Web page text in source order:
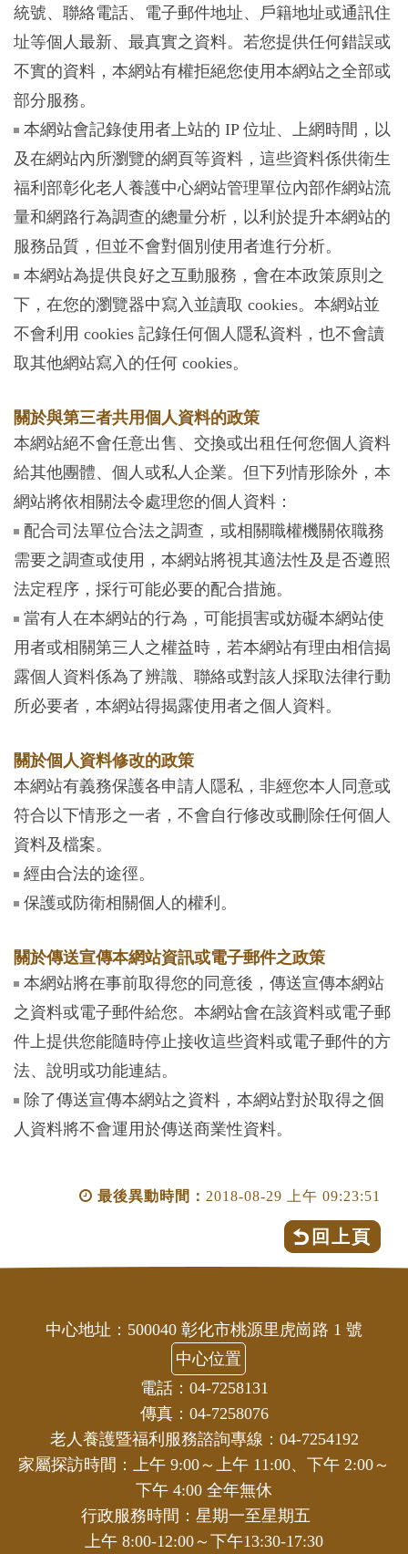
統號、聯絡電話、電子郵件地址、戶籍地址或通訊住
址等個人最新、最真實之資料。若您提供任何錯誤或
不實的資料，本網站有權拒絕您使用本網站之全部或
部分服務。
本網站會記錄使用者上站的 IP 位址、上網時間，以
及在網站內所瀏覽的網頁等資料，這些資料係供衛生
福利部彰化老人養護中心網站管理單位內部作網站流
量和網路行為調查的總量分析，以利於提升本網站的
服務品質，但並不會對個別使用者進行分析。
本網站為提供良好之互動服務，會在本政策原則之
下，在您的瀏覽器中寫入並讀取 cookies。本網站並
不會利用 cookies 記錄任何個人隱私資料，也不會讀
取其他網站寫入的任何 cookies。
關於與第三者共用個人資料的政策
本網站絕不會任意出售、交換或出租任何您個人資料
給其他團體、個人或私人企業。但下列情形除外，本
網站將依相關法令處理您的個人資料：
配合司法單位合法之調查，或相關職權機關依職務
需要之調查或使用，本網站將視其適法性及是否遵照
法定程序，採行可能必要的配合措施。
當有人在本網站的行為，可能損害或妨礙本網站使
用者或相關第三人之權益時，若本網站有理由相信揭
露個人資料係為了辨識、聯絡或對該人採取法律行動
所必要者，本網站得揭露使用者之個人資料。
關於個人資料修改的政策
本網站有義務保護各申請人隱私，非經您本人同意或
符合以下情形之一者，不會自行修改或刪除任何個人
資料及檔案。
經由合法的途徑。
保護或防衛相關個人的權利。
關於傳送宣傳本網站資訊或電子郵件之政策
本網站將在事前取得您的同意後，傳送宣傳本網站
之資料或電子郵件給您。本網站會在該資料或電子郵
件上提供您能隨時停止接收這些資料或電子郵件的方
法、說明或功能連結。
除了傳送宣傳本網站之資料，本網站對於取得之個
人資料將不會運用於傳送商業性資料。
最後異動時間： 2018-08-29 上午 09:23:51
回上頁
中心地址：500040 彰化市桃源里虎崗路 1 號
中心位置
電話：04-7258131
傳真：04-7258076
老人養護暨福利服務諮詢專線：04-7254192
家屬探訪時間：上午 9:00～上午 11:00、下午 2:00～
下午 4:00 全年無休
行政服務時間：星期一至星期五
上午 8:00-12:00～下午13:30-17:30